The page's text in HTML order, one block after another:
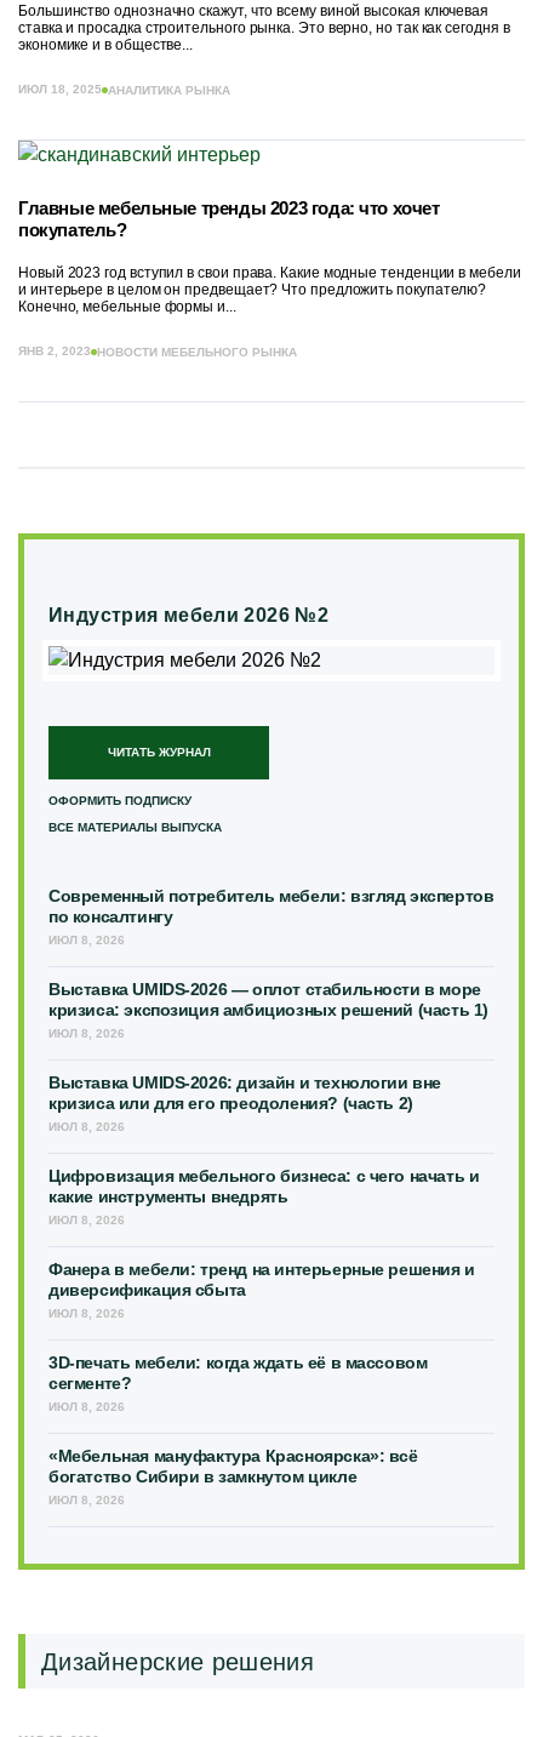
Большинство однозначно скажут, что всему виной высокая ключевая
ставка и просадка строительного рынка. Это верно, но так как сегодня в
экономике и в обществе...
ИЮЛ 18, 2025 АНАЛИТИКА РЫНКА
Главные мебельные тренды 2023 года: что хочет
покупатель?
Новый 2023 год вступил в свои права. Какие модные тенденции в мебели
и интерьере в целом он предвещает? Что предложить покупателю?
Конечно, мебельные формы и...
ЯНВ 2, 2023 НОВОСТИ МЕБЕЛЬНОГО РЫНКА
Индустрия мебели 2026 №2
ЧИТАТЬ ЖУРНАЛ
ОФОРМИТЬ ПОДПИСКУ
ВСЕ МАТЕРИАЛЫ ВЫПУСКА
Современный потребитель мебели: взгляд экспертов
по консалтингу
ИЮЛ 8, 2026
Выставка UMIDS-2026 — оплот стабильности в море
кризиса: экспозиция амбициозных решений (часть 1)
ИЮЛ 8, 2026
Выставка UMIDS-2026: дизайн и технологии вне
кризиса или для его преодоления? (часть 2)
ИЮЛ 8, 2026
Цифровизация мебельного бизнеса: с чего начать и
какие инструменты внедрять
ИЮЛ 8, 2026
Фанера в мебели: тренд на интерьерные решения и
диверсификация сбыта
ИЮЛ 8, 2026
3D-печать мебели: когда ждать её в массовом
сегменте?
ИЮЛ 8, 2026
«Мебельная мануфактура Красноярска»: всё
богатство Сибири в замкнутом цикле
ИЮЛ 8, 2026
Дизайнерские решения